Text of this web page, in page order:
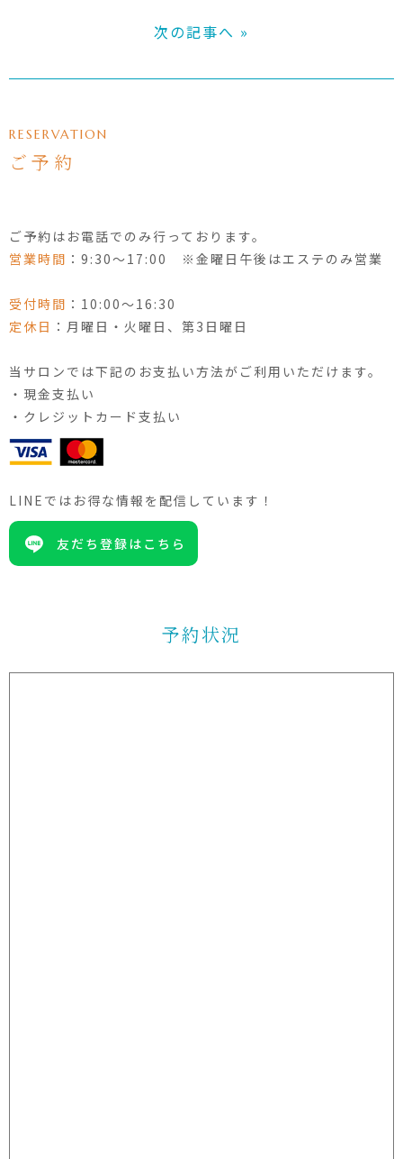
次の記事へ »
RESERVATION
ご予約
ご予約はお電話でのみ行っております。
営業時間 ：9:30〜17:00 ※金曜日午後はエステのみ営業
受付時間 ：10:00〜16:30
定休日 ：月曜日・火曜日、第3日曜日
当サロンでは下記のお支払い方法がご利用いただけます。
・現金支払い
・クレジットカード支払い
LINEではお得な情報を配信しています！
友だち登録はこちら
予約状況